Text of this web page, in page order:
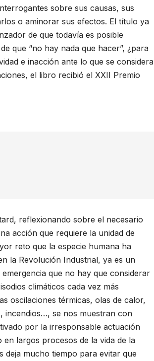
sobre sus causas, sus
o aminorar sus efectos. El título ya
de que todavía es posible
que “no hay nada que hacer”, ¿para
e inacción ante lo que se considera
el libro recibió el XXII Premio
reflexionando sobre el necesario
acción que requiere la unidad de
reto que la especie humana ha
la Revolución Industrial, ya es un
que no hay que considerar
climáticos cada vez más
oscilaciones térmicas, olas de calor,
incendios…, se nos muestran con
por la irresponsable actuación
largos procesos de la vida de la
deja mucho tiempo para evitar que